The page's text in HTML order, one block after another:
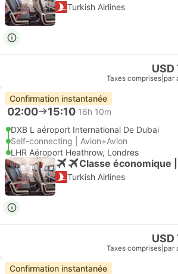
Turkish Airlines
USD
Taxes comprises par
Confirmation instantanée
02:00 15:10 16h 10m
DXB L aéroport International De Dubai
Self-connecting | Avion+Avion
LHR Aéroport Heathrow, Londres
Classe économique
Turkish Airlines
USD
Taxes comprises par
Confirmation instantanée